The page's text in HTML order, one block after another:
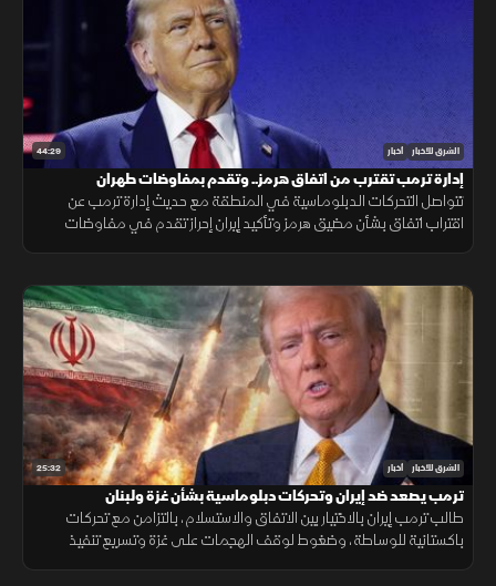
44:29 الشرق للأخبار أخبار
إدارة ترمب تقترب من اتفاق هرمز.. وتقدم بمفاوضات طهران
تتواصل التحركات الدبلوماسية في المنطقة مع حديث إدارة ترمب عن
اقتراب اتفاق بشأن مضيق هرمز وتأكيد إيران إحراز تقدم في مفاوضات
25:32 الشرق للأخبار أخبار
ترمب يصعد ضد إيران وتحركات دبلوماسية بشأن غزة ولبنان
طالب ترمب إيران بالاختيار بين الاتفاق والاستسلام، بالتزامن مع تحركات
باكستانية للوساطة، وضغوط لوقف الهجمات على غزة وتسريع تنفيذ